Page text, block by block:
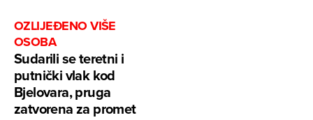
OZLIJEĐENO VIŠE
OSOBA
Sudarili se teretni i
putnički vlak kod
Bjelovara, pruga
zatvorena za promet